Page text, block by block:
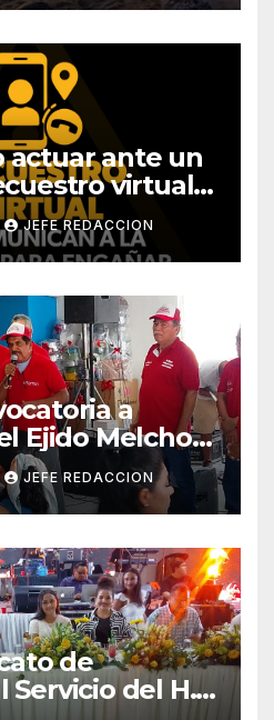
actuar ante un
virtual?
para evitarlo
JEFE REDACCION
a
Ejido Melchor
Cárdenas
JEFE REDACCION
de
Servicio del H.